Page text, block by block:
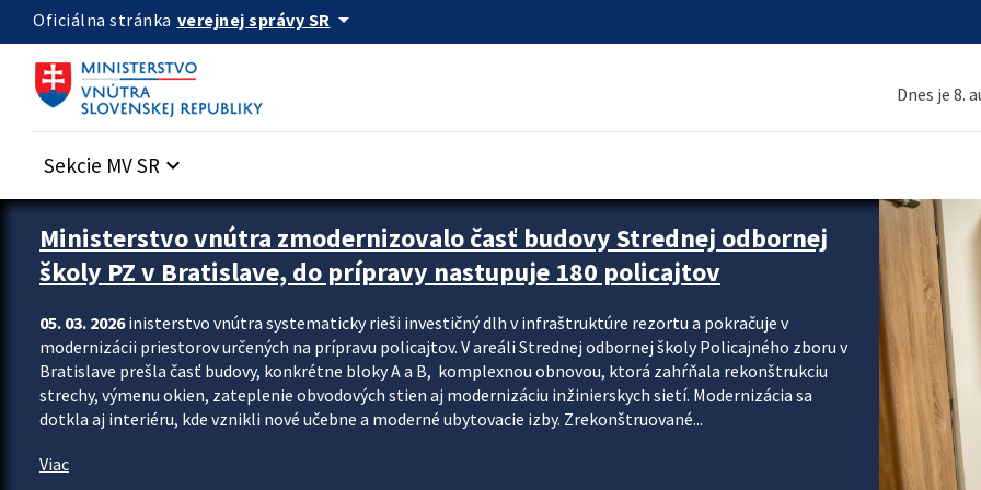
Preskocit na hlavný obsah
Oficiálna stránka verejnej správy SR arrow_drop_down
Dnes je 8.
Sekcie MV SR keyboard_arrow_down
Ministerstvo vnútra zmodernizovalo časť budovy Strednej odbornej
školy PZ v Bratislave, do prípravy nastupuje 180 policajtov
05. 03. 2026inisterstvo vnútra systematicky rieši investičný dlh v infraštruktúre rezortu a pokračuje v
modernizácii priestorov určených na prípravu policajtov. V areáli Strednej odbornej školy Policajného zboru v
Bratislave prešla časť budovy, konkrétne bloky A a B, komplexnou obnovou, ktorá zahŕňala rekonštrukciu
strechy, výmenu okien, zateplenie obvodových stien aj modernizáciu inžinierskych sietí. Modernizácia sa
dotkla aj interiéru, kde vznikli nové učebne a moderné ubytovacie izby. Zrekonštruované...
Viac